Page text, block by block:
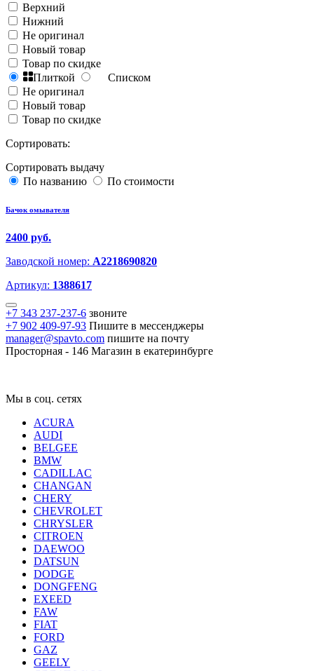
Верхний
Нижний
Не оригинал
Новый товар
Товар по скидке
Плиткой
Списком
Не оригинал
Новый товар
Товар по скидке
Сортировать:
Сортировать выдачу
По названию
По стоимости
Бачок омывателя
2400 руб.
Заводской номер: A2218690820
Артикул: 1388617
+7 343 237-237-6 звоните
+7 902 409-97-93 Пишите в мессенджеры
manager@spavto.com пишите на почту
Просторная - 146 Магазин в екатеринбурге
Мы в соц. сетях
ACURA
AUDI
BELGEE
BMW
CADILLAC
CHANGAN
CHERY
CHEVROLET
CHRYSLER
CITROEN
DAEWOO
DATSUN
DODGE
DONGFENG
EXEED
FAW
FIAT
FORD
GAZ
GEELY